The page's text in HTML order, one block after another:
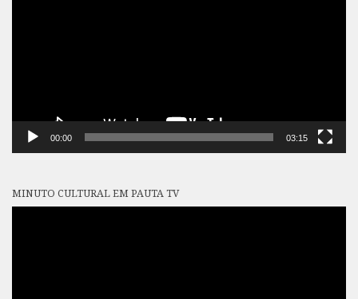
00:00 03:15
MINUTO CULTURAL EM PAUTA TV